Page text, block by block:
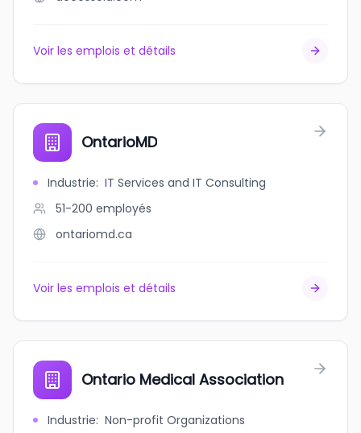
Voir les emplois et détails
OntarioMD
Industrie: IT Services and IT Consulting
51-200 employés
ontariomd.ca
Voir les emplois et détails
Ontario Medical Association
Industrie: Non-profit Organizations